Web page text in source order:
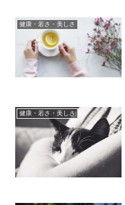
健康・若さ・美しさ
健康・若さ・美しさ